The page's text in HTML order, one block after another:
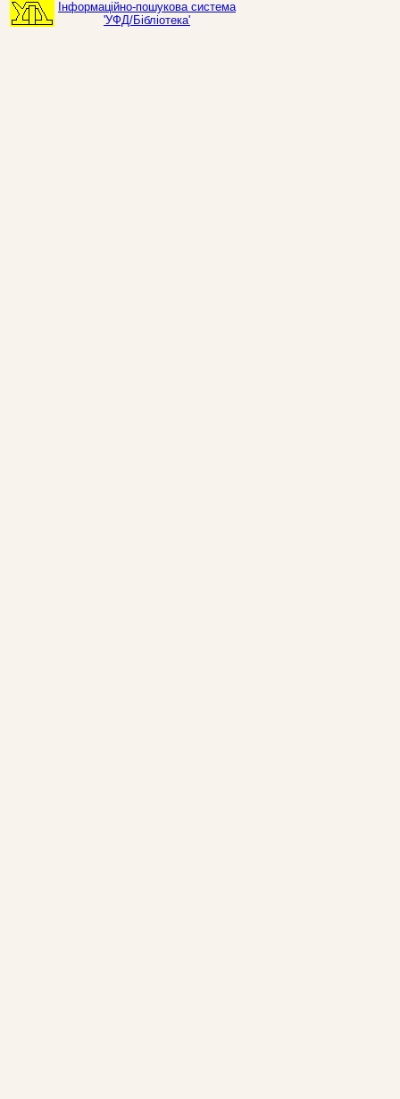
Інформаційно-пошукова система
'УФД/Бібліотека'